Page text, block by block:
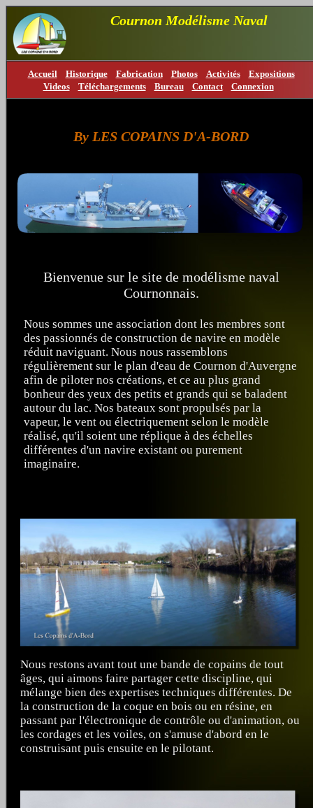
Cournon Modélisme Naval
Accueil Historique Fabrication Photos Activités
Expositions
Videos
Téléchargements Bureau Contact Connexion
By LES COPAINS D'A-BORD
Bienvenue sur le site de modélisme naval
Cournonnais.
Nous sommes une association dont les membres sont
des passionnés de construction de navire en modèle
réduit naviguant. Nous nous rassemblons
régulièrement sur le plan d'eau de Cournon d'Auvergne
afin de piloter nos créations, et ce au plus grand
bonheur des yeux des petits et grands qui se baladent
autour du lac. Nos bateaux sont propulsés par la
vapeur, le vent ou électriquement selon le modèle
réalisé, qu'il soient une réplique à des échelles
différentes d'un navire existant ou purement
imaginaire.
Nous restons avant tout une bande de copains de tout
âges, qui aimons faire partager cette discipline, qui
mélange bien des expertises techniques différentes. De
la construction de la coque en bois ou en résine, en
passant par l'électronique de contrôle ou d'animation, ou
les cordages et les voiles, on s'amuse d'abord en le
construisant puis ensuite en le pilotant.